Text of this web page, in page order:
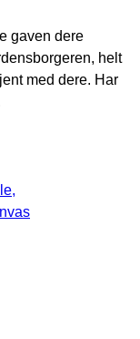
gaven dere
helt
med dere. Har